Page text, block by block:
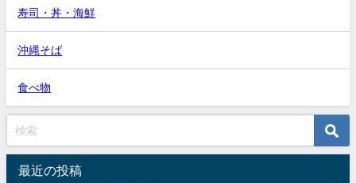
寿司・丼・海鮮
沖縄そば
食べ物
最近の投稿